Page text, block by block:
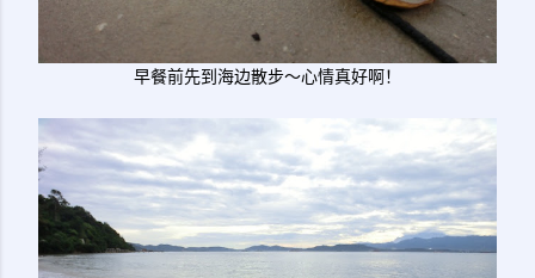
早餐前先到海边散步～心情真好啊！